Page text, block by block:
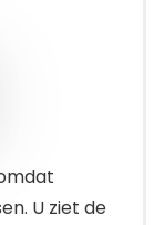
U ziet de